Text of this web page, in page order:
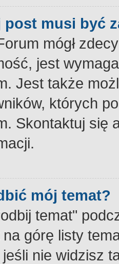
post musi być
mógł
jest
Jest także
których
Skontaktuj się
mój temat?
temat"
górę listy
nie widzisz